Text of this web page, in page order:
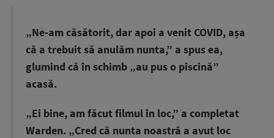
„Ne-am căsătorit, dar apoi a venit COVID, așa
că a trebuit să anulăm nunta,” a spus ea,
glumind că în schimb „au pus o piscină”
acasă.
„Ei bine, am făcut filmul în loc,” a completat
Warden. „Cred că nunta noastră a avut loc